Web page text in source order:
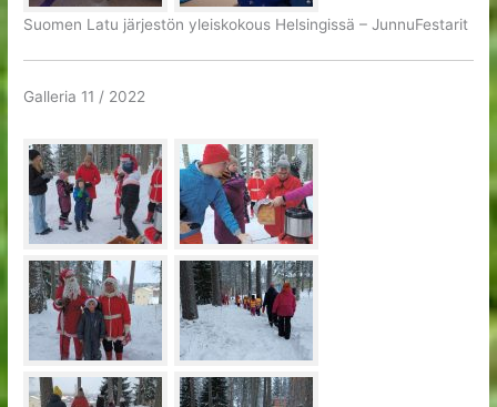
Suomen Latu järjestön yleiskokous Helsingissä – JunnuFestarit
Galleria 11 / 2022